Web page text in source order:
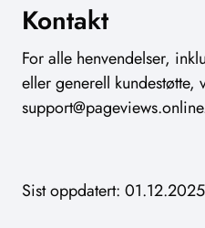
Kontakt
For alle henvendelser,
eller generell kundestøtte,
support@pageviews.online
Sist oppdatert: